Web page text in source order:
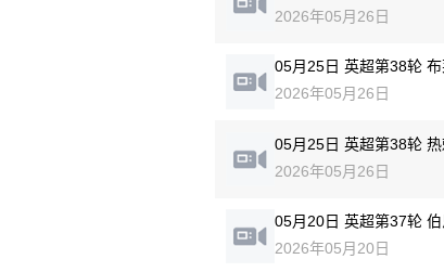
2026年05月26日
2026年05月26日
2026年05月26日
2026年05月20日